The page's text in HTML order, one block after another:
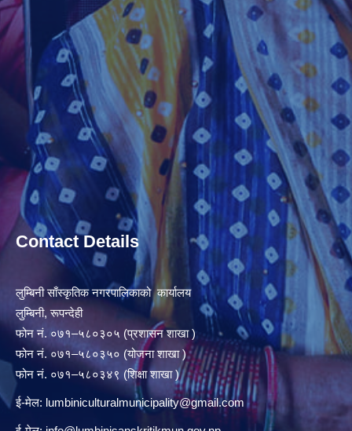
Contact Details
लुम्बिनी साँस्कृतिक नगरपालिकाको कार्यालय
लुम्बिनी, रूपन्देही
फोन नं. ०७१–५८०३०५ (प्रशासन शाखा )
फोन नं. ०७१–५८०३५० (योजना शाखा )
फोन नं. ०७१–५८०३४९ (शिक्षा शाखा )
ई-मेल: lumbiniculturalmunicipality@gmail.com